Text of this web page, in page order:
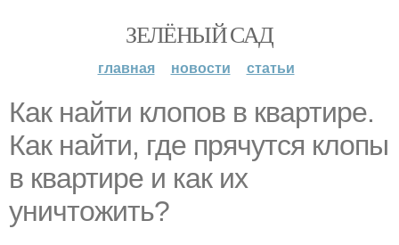
ЗЕЛЁНЫЙ САД
главная новости статьи
Как найти клопов в квартире.
Как найти, где прячутся клопы
в квартире и как их
уничтожить?